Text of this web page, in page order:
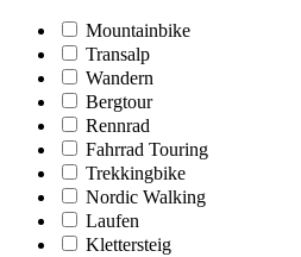
Mountainbike
Transalp
Wandern
Bergtour
Rennrad
Fahrrad Touring
Trekkingbike
Nordic Walking
Laufen
Klettersteig